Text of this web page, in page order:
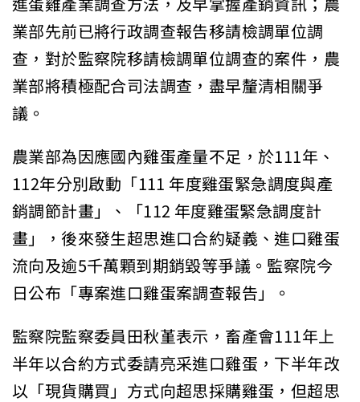
業部先前已將行政調查報告移請檢調單位調
查，對於監察院移請檢調單位調查的案件，農
業部將積極配合司法調查，盡早釐清相關爭
議。
農業部為因應國內雞蛋產量不足，於111年、
112年分別啟動「111 年度雞蛋緊急調度與產
銷調節計畫」、「112 年度雞蛋緊急調度計
畫」，後來發生超思進口合約疑義、進口雞蛋
流向及逾5千萬顆到期銷毀等爭議。監察院今
日公布「專案進口雞蛋案調查報告」。
監察院監察委員田秋堇表示，畜產會111年上
半年以合約方式委請亮采進口雞蛋，下半年改
以「現貨購買」方式向超思採購雞蛋，但超思